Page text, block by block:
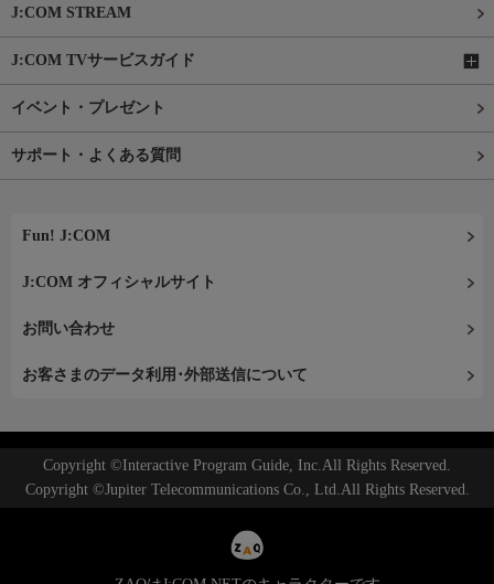
J:COM STREAM
J:COM TVサービスガイド
イベント・プレゼント
サポート・よくある質問
Fun! J:COM
J:COM オフィシャルサイト
お問い合わせ
お客さまのデータ利用･外部送信について
Copyright ©Interactive Program Guide, Inc.All Rights Reserved.
Copyright ©Jupiter Telecommunications Co., Ltd.All Rights Reserved.